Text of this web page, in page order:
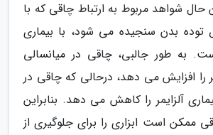
حال شواهد مربوط به ارتباط چاقی که با
توده بدن سنجیده می شود، با بیماری
به طور جالبی، چاقی در میانسالی
را افزایش می دهد، درحالی که چاقی در
آلزایمر را کاهش می دهد. بنابراین
ممکن است ابزاری را برای جلوگیری از